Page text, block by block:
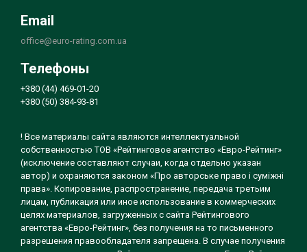
Email
office@euro-rating.com.ua
Телефоны
+380 (44) 469-01-20
+380 (50) 384-93-81
! Все материалы сайта являются интеллектуальной
собственностью ТОВ «Рейтинговое агентство «Евро-Рейтинг»
(исключение составляют случаи, когда отдельно указан
автор) и охраняются законом «Про авторське право і суміжні
права». Копирование, распространение, передача третьим
лицам, публикация или иное использование в коммерческих
целях материалов, загруженных с сайта Рейтингового
агентства «Евро-Рейтинг», без получения на то письменного
разрешения правообладателя запрещена. В случае получения